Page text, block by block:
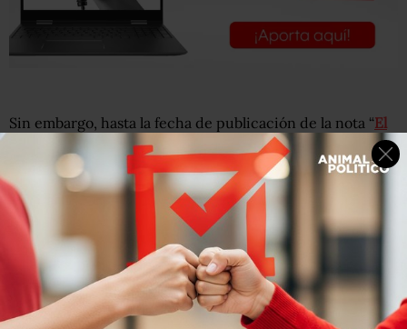
Sin embargo, hasta la fecha de publicación de la nota “El
IMSS otorga contratos millonarios
a red de empresas
propiedad de una misma familia”, el Instituto no reportó
nada sobre esta presunta investigación.
En una respuesta enviada el 18 de mayo, aseguró que no
había ninguna investigación en curso por su parte, y que
quien podría tener información al respecto sería el
Órgano Interno, sin especificar si lo consultaría al
respecto.
El pasado 14 de mayo,Animal Políticosolicitó al IMSS